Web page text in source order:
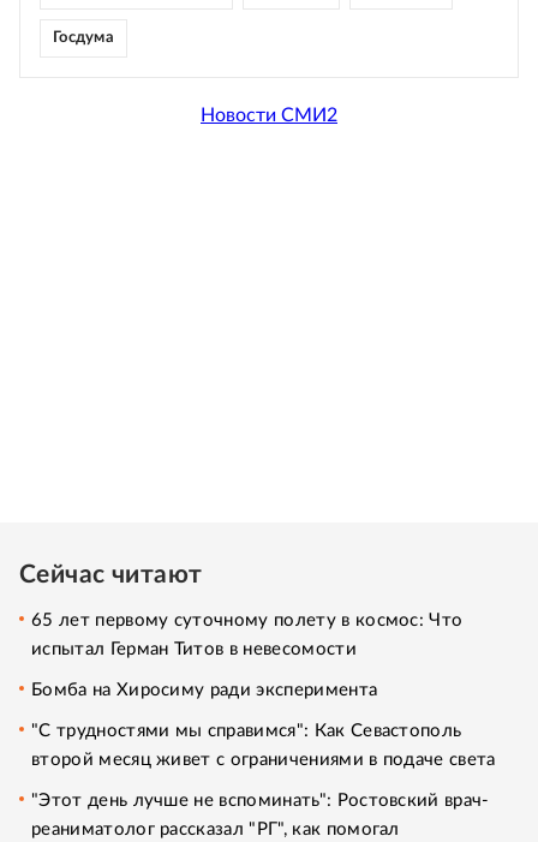
Госдума
Новости СМИ2
Сейчас читают
65 лет первому суточному полету в космос: Что
испытал Герман Титов в невесомости
Бомба на Хиросиму ради эксперимента
"С трудностями мы справимся": Как Севастополь
второй месяц живет с ограничениями в подаче света
"Этот день лучше не вспоминать": Ростовский врач-
реаниматолог рассказал "РГ", как помогал